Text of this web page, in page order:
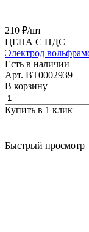
210 ₽/шт
ЦЕНА С НДС
Электрод
Есть в наличии
Арт. BT0002939
В корзину
Купить в 1 клик
Быстрый просмотр